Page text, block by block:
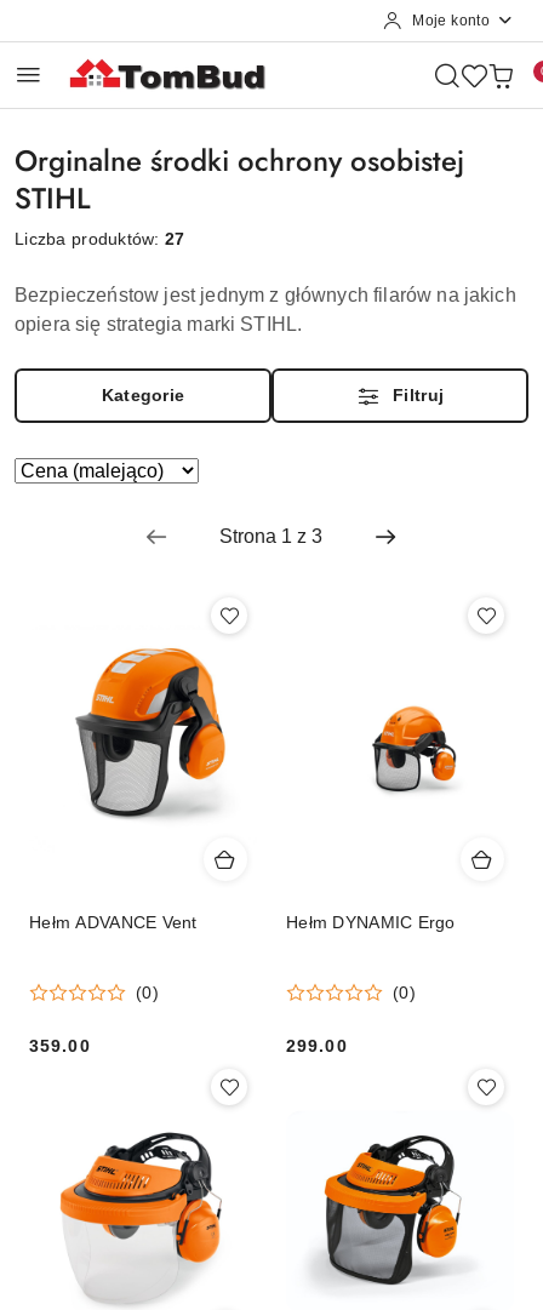
Moje konto
Orginalne środki ochrony osobistej
STIHL
Liczba produktów:27
Bezpieczeństow jest jednym z głównych filarów na jakich
opiera się strategia marki STIHL.
Kategorie Filtruj
Zastosowano
Sortuj
Hełm ADVANCE Vent
(0)
359.00
Hełm DYNAMIC Ergo
(0)
299.00